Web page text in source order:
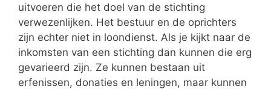
uitvoeren die het doel van de stichting
verwezenlijken. Het bestuur en de oprichters
zijn echter niet in loondienst. Als je kijkt naar de
inkomsten van een stichting dan kunnen die erg
gevarieerd zijn. Ze kunnen bestaan uit
erfenissen, donaties en leningen, maar kunnen